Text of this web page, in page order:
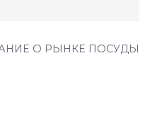
О РЫНКЕ ПОСУДЫ